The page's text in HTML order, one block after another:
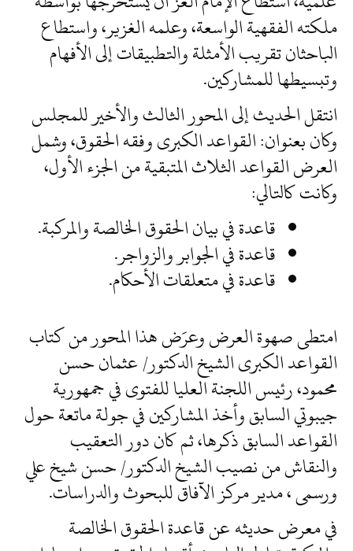
ملكته الفقهية الواسعة، وعلمه الغزير، واستطاع
الباحثان تقريب الأمثلة والتطبيقات إلى الأفهام
وتبسيطها للمشاركين.
انتقل الحديث إلى المحور الثالث والأخير للمجلس
وكان بعنوان: القواعد الكبرى وفقه الحقوق، وشمل
العرض القواعد الثلاث المتبقية من الجزء الأول،
وكانت كالتالي:
قاعدة في بيان الحقوق الخالصة والمركبة.
قاعدة في الجوابر والزواجر.
قاعدة في متعلقات الأحكام.
امتطى صهوة العرض وعرَض هذا المحور من كتاب
القواعد الكبرى الشيخ الدكتور/ عثمان حسن
محمود، رئيس اللجنة العليا للفتوى في جمهورية
جيبوتي السابق وأخذ المشاركين في جولة ماتعة حول
القواعد السابق ذكرها، ثم كان دور التعقيب
والنقاش من نصيب الشيخ الدكتور/ حسن شيخ علي
ورسمى ، مدير مركز الآفاق للبحوث والدراسات.
في معرض حديثه عن قاعدة الحقوق الخالصة